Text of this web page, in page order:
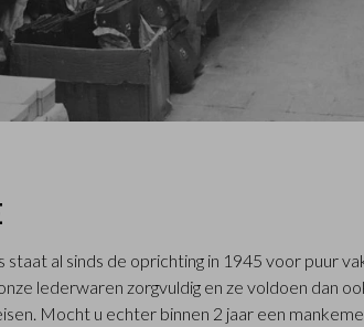
staat al sinds de oprichting in 1945 voor puur
lederwaren zorgvuldig en ze voldoen dan
Mocht u echter binnen 2 jaar een